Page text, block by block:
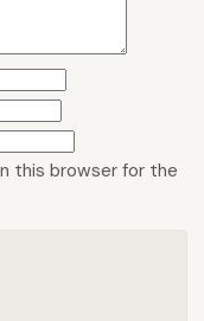
this browser for the